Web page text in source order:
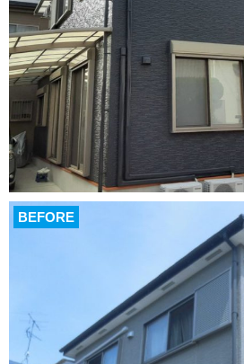
BEFORE